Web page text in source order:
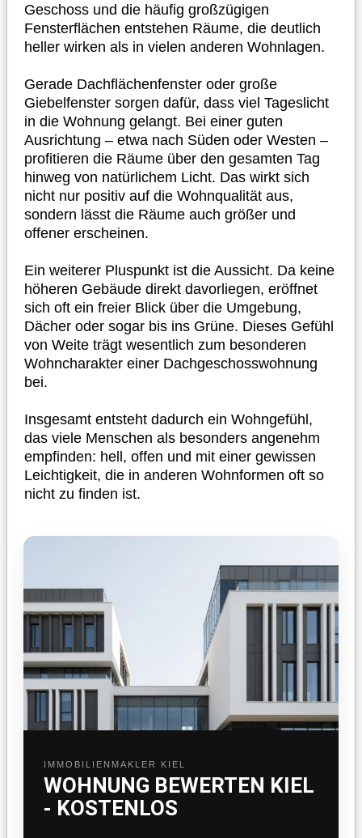
Geschoss und die häufig großzügigen
Fensterflächen entstehen Räume, die deutlich
heller wirken als in vielen anderen Wohnlagen.
Gerade Dachflächenfenster oder große
Giebelfenster sorgen dafür, dass viel Tageslicht
in die Wohnung gelangt. Bei einer guten
Ausrichtung – etwa nach Süden oder Westen –
profitieren die Räume über den gesamten Tag
hinweg von natürlichem Licht. Das wirkt sich
nicht nur positiv auf die Wohnqualität aus,
sondern lässt die Räume auch größer und
offener erscheinen.
Ein weiterer Pluspunkt ist die Aussicht. Da keine
höheren Gebäude direkt davorliegen, eröffnet
sich oft ein freier Blick über die Umgebung,
Dächer oder sogar bis ins Grüne. Dieses Gefühl
von Weite trägt wesentlich zum besonderen
Wohncharakter einer Dachgeschosswohnung
bei.
Insgesamt entsteht dadurch ein Wohngefühl,
das viele Menschen als besonders angenehm
empfinden: hell, offen und mit einer gewissen
Leichtigkeit, die in anderen Wohnformen oft so
nicht zu finden ist.
IMMOBILIENMAKLER KIEL
WOHNUNG BEWERTEN KIEL
- KOSTENLOS